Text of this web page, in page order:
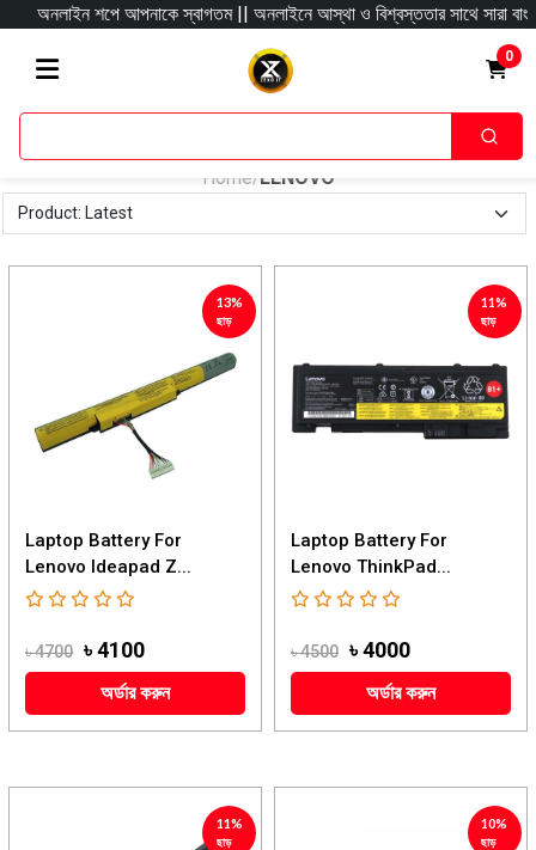
অনলাইন শপে আপনাকে স্বাগতম || অনলাইনে আস্থা ও বিশ্বস্ততার সাথে সারা
0
Home/ LENOVO
13%
ছাড়
Laptop Battery For
Lenovo Ideapad Z...
৳ 4700 ৳ 4100
অর্ডার করুন
11%
ছাড়
Laptop Battery For
Lenovo ThinkPad...
৳ 4500 ৳ 4000
অর্ডার করুন
11%
ছাড়
10%
ছাড়